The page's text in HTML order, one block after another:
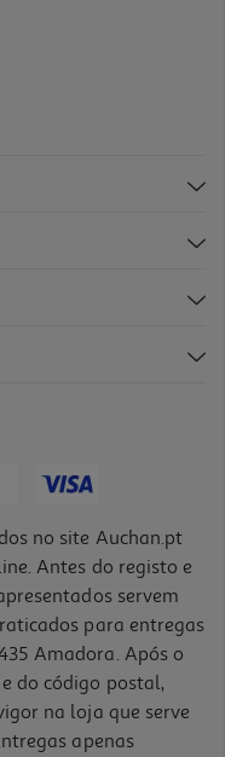
no site Auchan.pt
Antes do registo e
servem
para entregas
Amadora. Após o
do código postal,
na loja que serve
apenas